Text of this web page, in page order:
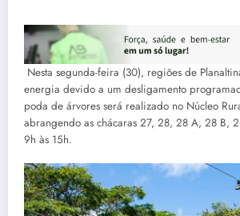
Nesta segunda-feira (30), regiões de
energia devido a um desligamento
poda de árvores será realizado no Núcleo
abrangendo as chácaras 27, 28, 28 A, 28 B,
9h às 15h.